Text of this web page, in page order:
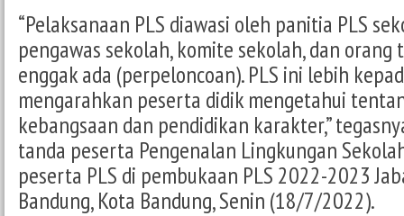
“Pelaksanaan PLS diawasi oleh panitia PLS
pengawas sekolah, komite sekolah, dan orang
enggak ada (perpeloncoan). PLS ini lebih
mengarahkan peserta didik mengetahui
kebangsaan dan pendidikan karakter,”
tanda peserta Pengenalan Lingkungan
peserta PLS di pembukaan PLS 2022-2023
Bandung, Kota Bandung, Senin (18/7/2022).